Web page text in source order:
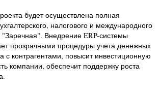
будет осуществлена полная
налогового и международного
"Заречная". Внедрение ERP-системы
прозрачными процедуры учета денежных
с контрагентами, повысит инвестиционную
компании, обеспечит поддержку роста